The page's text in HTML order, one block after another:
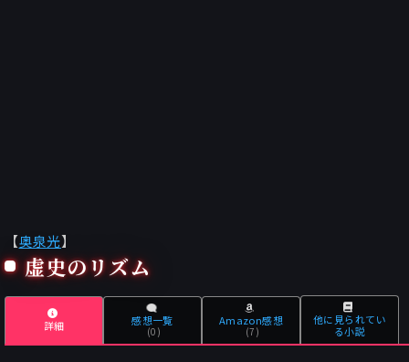
【奥泉光】
虚史のリズム
詳細 感想一覧
(0)
Amazon感想
(7)
他に見られてい
る小説